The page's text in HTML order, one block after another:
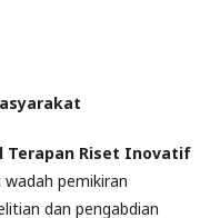
Terapan Riset Inovatif
pemikiran
dan pengabdian